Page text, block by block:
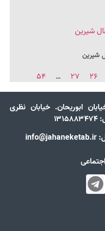
شیرین
۲۶ ۲۷ … ۵۴
ابوریحان. خیابان نظری